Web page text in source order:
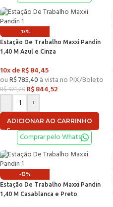
-13%
Estação De Trabalho Maxxi Pandin
1,40 M Azul e Cinza
10x deR$84,45
ouR$785,40 à vista no PIX/Boleto
R$971,20 R$844,52
-
+
ADICIONAR AO CARRINHO
Comprar pelo Whats
-13%
Estação De Trabalho Maxxi Pandin
1,40 M Casablanca e Preto